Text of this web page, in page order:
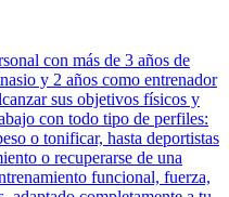
con más de 3 años de
y 2 años como entrenador
sus objetivos físicos y
con todo tipo de perfiles:
o tonificar, hasta deportistas
o recuperarse de una
funcional, fuerza,